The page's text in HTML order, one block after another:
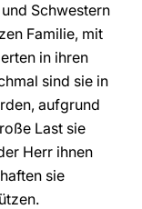
Schwestern
Familie, mit
in ihren
sind sie in
aufgrund
Last sie
Herr ihnen
sie